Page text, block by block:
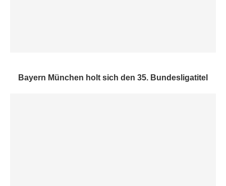
Bayern München holt sich den 35. Bundesligatitel